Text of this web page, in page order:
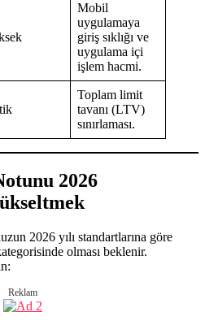
Mobil
uygulamaya
giriş sıklığı ve
uygulama içi
işlem hacmi.
Toplam limit
tavanı (LTV)
sınırlaması.
2026
2026 yılı standartlarına göre
olması beklenir.
Reklam